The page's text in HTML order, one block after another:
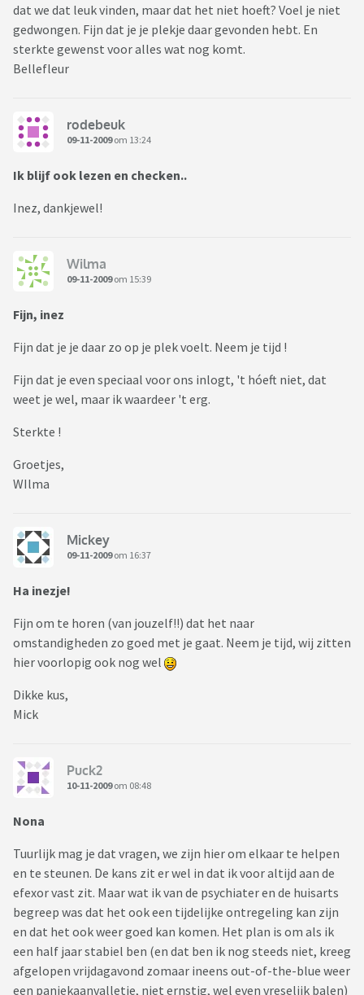
dat we dat leuk vinden, maar dat het niet hoeft? Voel je niet
gedwongen. Fijn dat je je plekje daar gevonden hebt. En
sterkte gewenst voor alles wat nog komt.
Bellefleur
rodebeuk
09-11-2009om 13:24
Ik blijf ook lezen en checken..
Inez, dankjewel!
Wilma
09-11-2009om 15:39
Fijn, inez
Fijn dat je je daar zo op je plek voelt. Neem je tijd !
Fijn dat je even speciaal voor ons inlogt, 't hóeft niet, dat
weet je wel, maar ik waardeer 't erg.
Sterkte !
Groetjes,
WIlma
Mickey
09-11-2009om 16:37
Ha inezje!
Fijn om te horen (van jouzelf!!) dat het naar
omstandigheden zo goed met je gaat. Neem je tijd, wij zitten
hier voorlopig ook nog wel
Dikke kus,
Mick
Puck2
10-11-2009om 08:48
Nona
Tuurlijk mag je dat vragen, we zijn hier om elkaar te helpen
en te steunen. De kans zit er wel in dat ik voor altijd aan de
efexor vast zit. Maar wat ik van de psychiater en de huisarts
begreep was dat het ook een tijdelijke ontregeling kan zijn
en dat het ook weer goed kan komen. Het plan is om als ik
een half jaar stabiel ben (en dat ben ik nog steeds niet, kreeg
afgelopen vrijdagavond zomaar ineens out-of-the-blue weer
een paniekaanvalletje, niet ernstig, wel even vreselijk balen)